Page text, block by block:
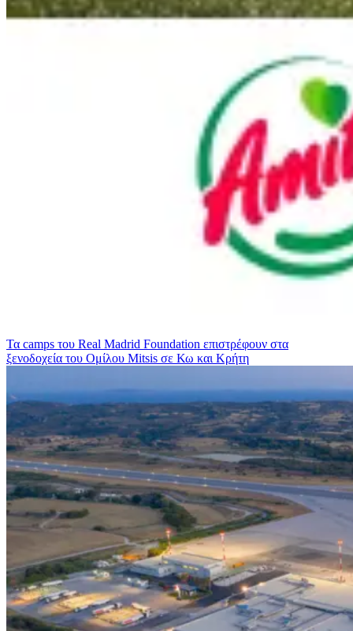
Τα camps του Real Madrid Foundation επιστρέφουν στα
ξενοδοχεία του Ομίλου Mitsis σε Κω και Κρήτη